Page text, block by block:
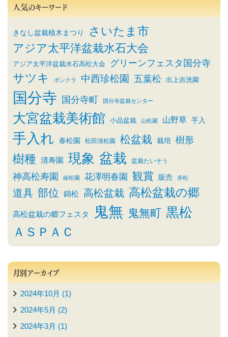
人気のキーワード
きなし盆栽植木まつり さいたま市
アジア太平洋盆栽水石大会
アジア太平洋盆栽水石高松大会 グリーンフェスタ国分寺
サツキ ボンクラ 中西珍松園 五葉松 出上吉洸園
国分寺 国分寺町 国分寺盆栽センター
大宮盆栽美術館 小品盆栽 山松園 山野草 手入
手入れ 春松園 松田清松園 松盆栽 栽培 樹形
樹種 清寿園 現象 盆栽 盆栽たいそう
神高松寿園 綾松園 花澤明春園 観賞 販売 赤松
道具 部位 錦松 高松盆栽 高松盆栽の郷
高松盆栽の郷フェスタ 鬼無 鬼無町 黒松
ＡＳＰＡＣ
月別アーカイブ
2024年10月 (1)
2024年5月 (2)
2024年3月 (1)